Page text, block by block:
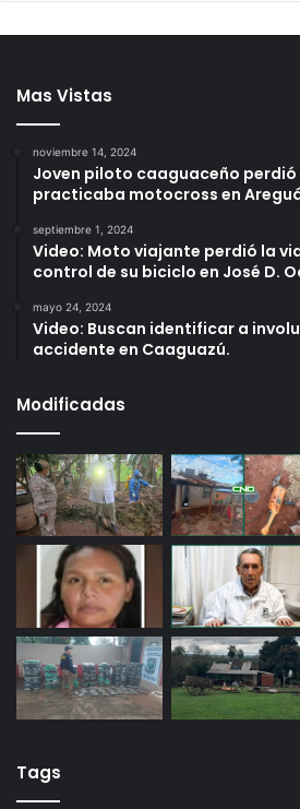
Mas Vistas
noviembre 14, 2024
Joven piloto caaguaceño
practicaba motocross en
septiembre 1, 2024
Video: Moto viajante perdió la
control de su biciclo en José D.
mayo 24, 2024
Video: Buscan identificar a
accidente en Caaguazú.
Modificadas
Tags